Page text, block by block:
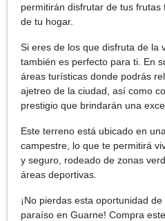
permitirán disfrutar de tus frutas
de tu hogar.
Si eres de los que disfruta de la
también es perfecto para ti. En
áreas turísticas donde podrás
ajetreo de la ciudad, así como
prestigio que brindarán una
Este terreno está ubicado en
campestre, lo que te permitirá
y seguro, rodeado de zonas
áreas deportivas.
¡No pierdas esta oportunidad
paraíso en Guarne! Compra